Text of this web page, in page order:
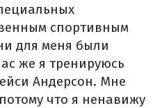
спортивным
для меня были
же я тренируюсь
Андерсон. Мне
что я ненавижу